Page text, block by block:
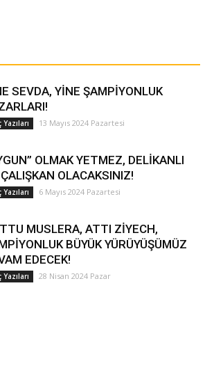
SEVDA, YİNE ŞAMPİYONLUK
Yazıları 13 Mayıs 2024 Pazartesi
OLMAK YETMEZ, DELİKANLI
OLACAKSINIZ!
Yazıları 6 Mayıs 2024 Pazartesi
MUSLERA, ATTI ZİYECH,
BÜYÜK YÜRÜYÜŞÜMÜZ
EDECEK!
Yazıları 28 Nisan 2024 Pazar